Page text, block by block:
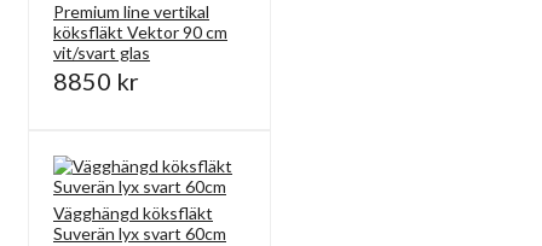
Premium line vertikal
köksfläkt Vektor 90 cm
vit/svart glas
8850 kr
Vägghängd köksfläkt
Suverän lyx svart 60cm